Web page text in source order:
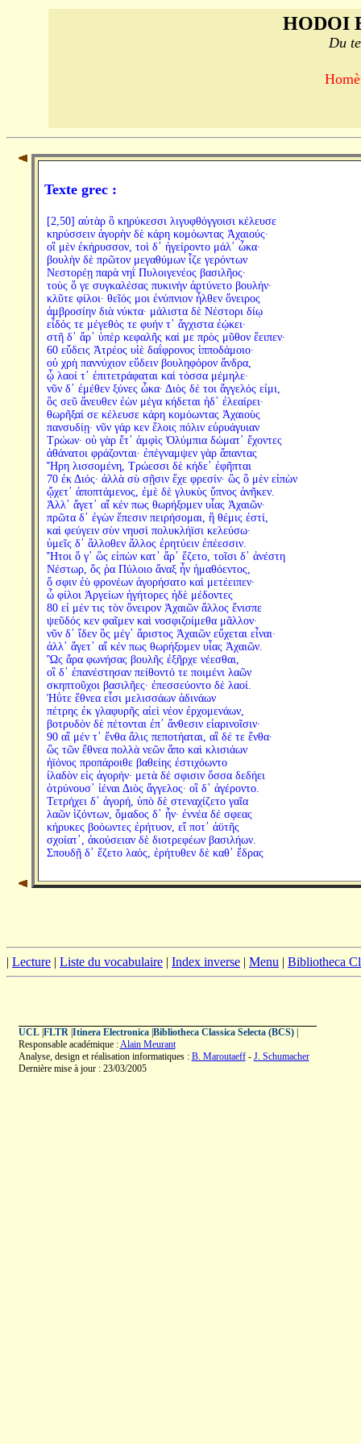
HODOI
Du
Texte grec :
[2,50] αὐτὰρ ὃ κηρύκεσσι λιγυφθόγγοισι κέλευσε
κηρύσσειν ἀγορὴν δὲ κάρη κομόωντας Ἀχαιούς·
οἳ μὲν ἐκήρυσσον, τοὶ δ᾽ ἠγείροντο μάλ᾽ ὦκα·
βουλὴν δὲ πρῶτον μεγαθύμων ἷζε γερόντων
Νεστορέῃ παρὰ νηῒ Πυλοιγενέος βασιλῆος·
τοὺς ὅ γε συγκαλέσας πυκινὴν ἀρτύνετο βουλήν·
κλῦτε φίλοι· θεῖός μοι ἐνύπνιον ἦλθεν ὄνειρος
ἀμβροσίην διὰ νύκτα· μάλιστα δὲ Νέστορι δίῳ
εἶδός τε μέγεθός τε φυήν τ᾽ ἄγχιστα ἐῴκει·
στῆ δ᾽ ἄρ᾽ ὑπὲρ κεφαλῆς καί με πρὸς μῦθον ἔειπεν·
60 εὕδεις Ἀτρέος υἱὲ δαΐφρονος ἱπποδάμοιο·
οὐ χρὴ παννύχιον εὕδειν βουληφόρον ἄνδρα,
ᾧ λαοί τ᾽ ἐπιτετράφαται καὶ τόσσα μέμηλε·
νῦν δ᾽ ἐμέθεν ξύνες ὦκα· Διὸς δέ τοι ἄγγελός εἰμι,
ὃς σεῦ ἄνευθεν ἐὼν μέγα κήδεται ἠδ᾽ ἐλεαίρει·
θωρῆξαί σε κέλευσε κάρη κομόωντας Ἀχαιοὺς
πανσυδίῃ· νῦν γάρ κεν ἕλοις πόλιν εὐρυάγυιαν
Τρώων· οὐ γὰρ ἔτ᾽ ἀμφὶς Ὀλύμπια δώματ᾽ ἔχοντες
ἀθάνατοι φράζονται· ἐπέγναμψεν γὰρ ἅπαντας
Ἥρη λισσομένη, Τρώεσσι δὲ κήδε᾽ ἐφῆπται
70 ἐκ Διός· ἀλλὰ σὺ σῇσιν ἔχε φρεσίν· ὣς ὃ μὲν εἰπὼν
ᾤχετ᾽ ἀποπτάμενος, ἐμὲ δὲ γλυκὺς ὕπνος ἀνῆκεν.
Ἀλλ᾽ ἄγετ᾽ αἴ κέν πως θωρήξομεν υἷας Ἀχαιῶν·
πρῶτα δ᾽ ἐγὼν ἔπεσιν πειρήσομαι, ἣ θέμις ἐστί,
καὶ φεύγειν σὺν νηυσὶ πολυκλήϊσι κελεύσω·
ὑμεῖς δ᾽ ἄλλοθεν ἄλλος ἐρητύειν ἐπέεσσιν.
Ἤτοι ὅ γ᾽ ὣς εἰπὼν κατ᾽ ἄρ᾽ ἕζετο, τοῖσι δ᾽ ἀνέστη
Νέστωρ, ὅς ῥα Πύλοιο ἄναξ ἦν ἠμαθόεντος,
ὅ σφιν ἐὺ φρονέων ἀγορήσατο καὶ μετέειπεν·
ὦ φίλοι Ἀργείων ἡγήτορες ἠδὲ μέδοντες
80 εἰ μέν τις τὸν ὄνειρον Ἀχαιῶν ἄλλος ἔνισπε
ψεῦδός κεν φαῖμεν καὶ νοσφιζοίμεθα μᾶλλον·
νῦν δ᾽ ἴδεν ὃς μέγ᾽ ἄριστος Ἀχαιῶν εὔχεται εἶναι·
ἀλλ᾽ ἄγετ᾽ αἴ κέν πως θωρήξομεν υἷας Ἀχαιῶν.
Ὣς ἄρα φωνήσας βουλῆς ἐξῆρχε νέεσθαι,
οἳ δ᾽ ἐπανέστησαν πείθοντό τε ποιμένι λαῶν
σκηπτοῦχοι βασιλῆες· ἐπεσσεύοντο δὲ λαοί.
Ἠΰτε ἔθνεα εἶσι μελισσάων ἁδινάων
πέτρης ἐκ γλαφυρῆς αἰεὶ νέον ἐρχομενάων,
βοτρυδὸν δὲ πέτονται ἐπ᾽ ἄνθεσιν εἰαρινοῖσιν·
90 αἳ μέν τ᾽ ἔνθα ἅλις πεποτήαται, αἳ δέ τε ἔνθα·
ὣς τῶν ἔθνεα πολλὰ νεῶν ἄπο καὶ κλισιάων
ἠϊόνος προπάροιθε βαθείης ἐστιχόωντο
ἰλαδὸν εἰς ἀγορήν· μετὰ δέ σφισιν ὄσσα δεδήει
ὀτρύνουσ᾽ ἰέναι Διὸς ἄγγελος· οἳ δ᾽ ἀγέροντο.
Τετρήχει δ᾽ ἀγορή, ὑπὸ δὲ στεναχίζετο γαῖα
λαῶν ἱζόντων, ὅμαδος δ᾽ ἦν· ἐννέα δέ σφεας
κήρυκες βοόωντες ἐρήτυον, εἴ ποτ᾽ ἀϋτῆς
σχοίατ᾽, ἀκούσειαν δὲ διοτρεφέων βασιλήων.
Σπουδῇ δ᾽ ἕζετο λαός, ἐρήτυθεν δὲ καθ᾽ ἕδρας
| Lecture | Liste du vocabulaire | Index inverse | Menu | Bibliotheca
UCL| FLTR| Itinera Electronica| Bibliotheca Classica Selecta (BCS)|
Responsable académique :Alain Meurant
Analyse, design et réalisation informatiques : B. Maroutaeff- J. Schumacher
Dernière mise à jour : 23/03/2005